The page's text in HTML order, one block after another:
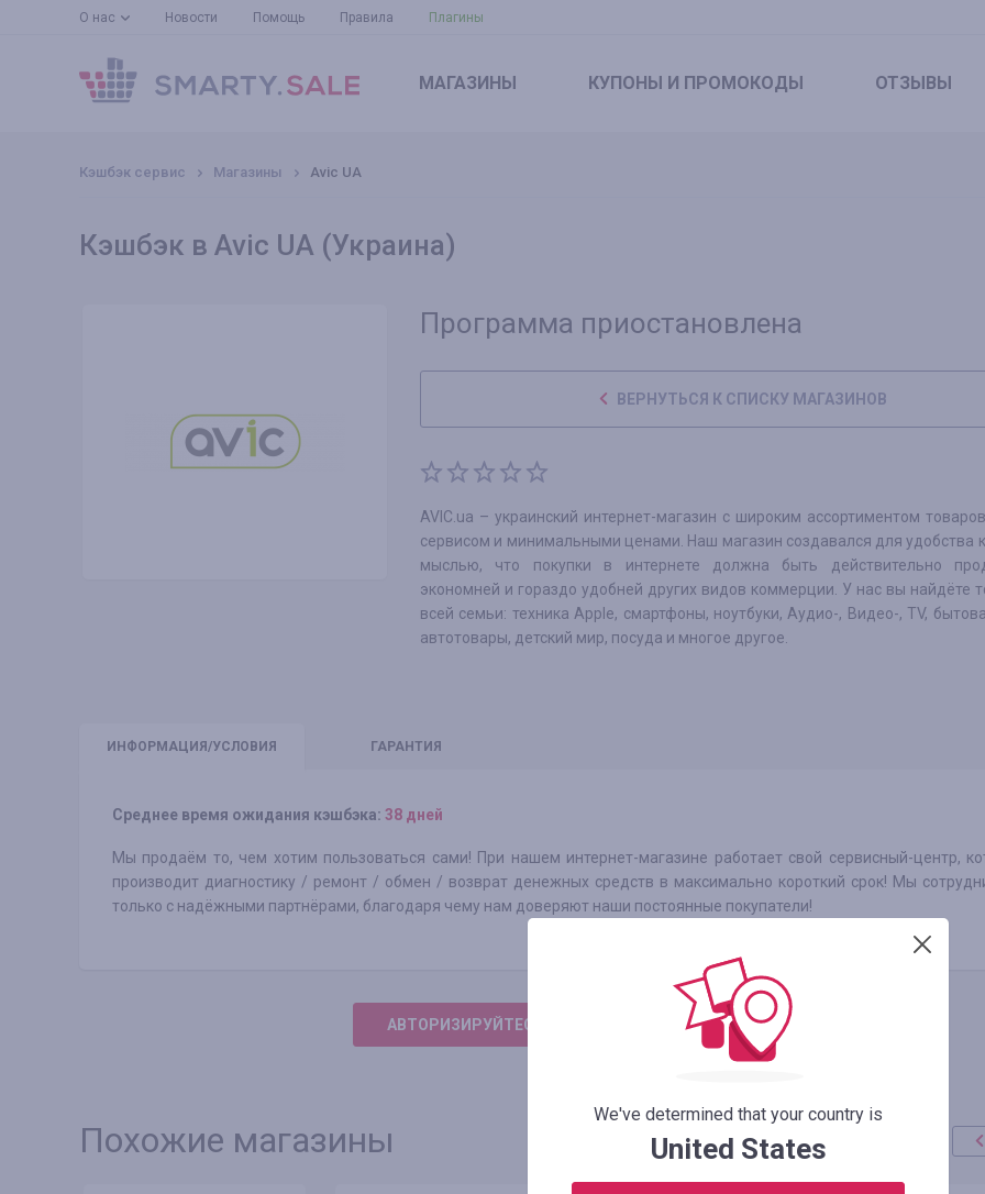
О нас Новости Помощь Правила Плагины
МАГАЗИНЫ КУПОНЫ И ПРОМОКОДЫ ОТЗЫВЫ
Кэшбэк сервис Магазины Avic UA
Кэшбэк в Avic UA (Украина)
Программа приостановлена
ВЕРНУТЬСЯ К СПИСКУ МАГАЗИНОВ
AVIC.ua – украинский интернет-магазин с широким ассортиментом
сервисом и минимальными ценами. Наш магазин создавался для удобства
мыслью, что покупки в интернете должна быть действительно
экономней и гораздо удобней других видов коммерции. У нас вы найдёте
всей семьи: техника Apple, смартфоны, ноутбуки, Аудио-, Видео-, TV,
автотовары, детский мир, посуда и многое другое.
ИНФО РМАЦИЯ/УСЛОВИЯ ГАРАНТИЯ
Среднее время ожидания кэшбэка: 38 дней
Мы продаём то, чем хотим пользоваться сами! При нашем интернет-магазине работает свой сервисный-центр,
производит диагностику / ремонт / обмен / возврат денежных средств в максимально короткий срок! Мы
только с надёжными партнёрами, благодаря чему нам доверяют наши постоянные покупатели!
АВТОРИЗИРУЙТЕСЬ, ЧТОБЫ ОСТАВИТЬ ОТЗЫВ
Похожие магазины
We've determined that your country is
United States